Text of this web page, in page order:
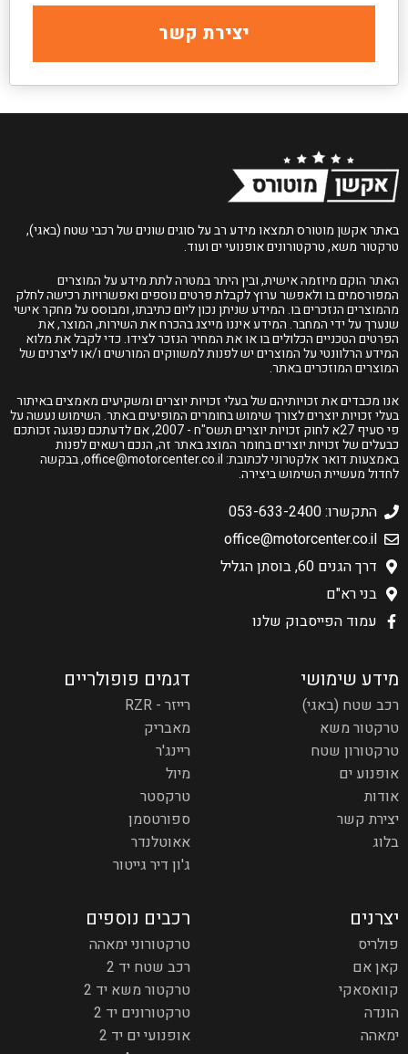
יצירת קשר
באתר אקשן מוטורס תמצאו מידע רב על סוגים שונים של רכבי שטח (באגי),
טרקטור משא, טרקטורונים אופנועי ים ועוד.
האתר הוקם מיוזמה אישית, ובין היתר במטרה לתת מידע על המוצרים
המפורסמים בו ולאפשר ערוץ לקבלת פרטים נוספים ואפשרויות רכישה לחלק
מהמוצרים הנזכרים בו. המידע שניתן נכון ליום כתיבתו, ומבוסס על מחקר אישי
שנערך על ידי המחבר. המידע איננו מייצג בהכרח את השירות, המוצר, את
הפרטים הטכניים הכלולים בו או את המחיר הנזכר לצידו. כדי לקבל את מלוא
המידע הרלוונטי על המוצרים יש לפנות למשווקים המורשים ו/או ליצרנים של
המוצרים המוזכרים באתר.
אנו מכבדים את זכויותיהם של בעלי זכויות יוצרים ומשקיעים מאמצים באיתור
בעלי זכויות יוצרים לצורך שימוש בחומרים המופיעים באתר. השימוש נעשה על
פי סעיף 27א לחוק זכויות יוצרים תשס"ח - 2007, אם לדעתכם נפגעה זכותכם
כבעלים של זכויות יוצרים בחומר המוצג באתר זה, הנכם רשאים לפנות
באמצעות דואר אלקטרוני לכתובת:office@motorcenter.co.il, בבקשה
לחדול מעשיית השימוש ביצירה.
התקשרו: 053-633-2400
office@motorcenter.co.il
דרך הגנים 60, בוסתן הגליל
בני רא"ם
עמוד הפייסבוק שלנו
מידע שימושי
רכב שטח (באגי)
טרקטור משא
טרקטורון שטח
אופנוע ים
אודות
יצירת קשר
בלוג
דגמים פופולריים
רייזר - RZR
מאבריק
ריינג'ר
מיול
טרקסטר
ספורטסמן
אאוטלנדר
ג'ון דיר גייטור
יצרנים
פולריס
קאן אם
קוואסאקי
הונדה
ימאהה
רכבים נוספים
טרקטורוני ימאהה
רכב שטח יד 2
טרקטור משא יד 2
טרקטורונים יד 2
אופנועי ים יד 2